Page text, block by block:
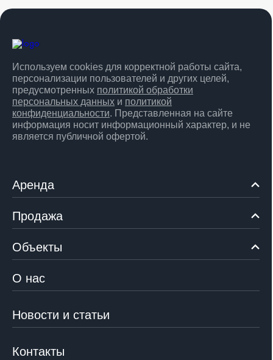
Используем cookies для корректной работы сайта,
персонализации пользователей и других целей,
предусмотренных политикой обработки
персональных данных и политикой
конфиденциальности. Представленная на сайте
информация носит информационный характер, и не
является публичной офертой.
Аренда
Продажа
Объекты
О нас
Новости и статьи
Контакты